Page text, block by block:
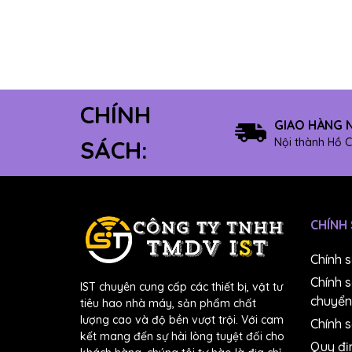
8" Không keo
Máy mài dây
#4000
#5000
#7000
#8000
Dung dịch chuẩn pH
Máy đúc
Bút đo NO3-
CHÍNH
SÁCH:
GIAO HÀNG
Nội thành Hồ
IST chuyên cung cấp các thiết bị, vật tư
tiêu hao nhà máy, sản phẩm chất
lượng cao và độ bền vượt trội. Với cam
kết mang đến sự hài lòng tuyệt đối cho
CHÍNH
Chính
Chính
chuyển
Chính
Quy